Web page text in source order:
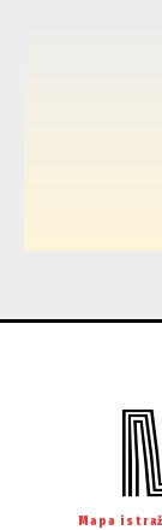
Mapa